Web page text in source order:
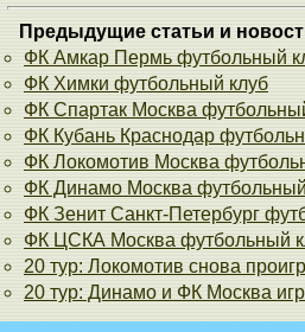
Предыдущие статьи и
ФК Амкар Пермь футбольный
ФК Химки футбольный клуб
ФК Спартак Москва
ФК Кубань Краснодар
ФК Локомотив Москва
ФК Динамо Москва
ФК Зенит Санкт-Петербург
ФК ЦСКА Москва футбольный
20 тур: Локомотив снова
20 тур: Динамо и ФК Москва